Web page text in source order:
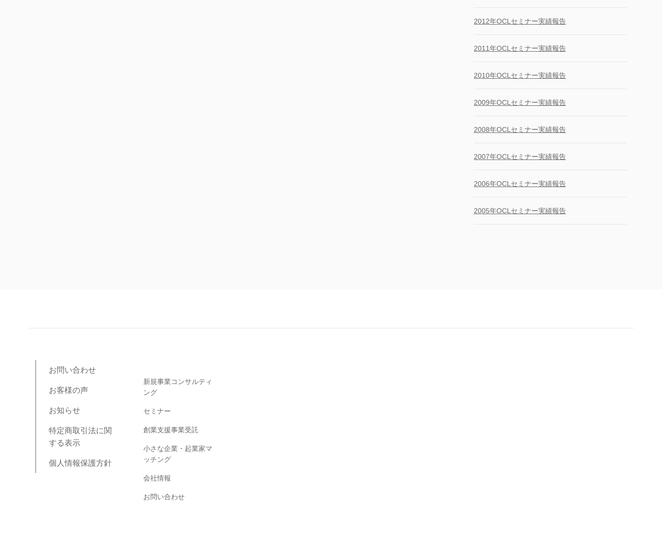
2012年OCLセミナー実績報告
2011年OCLセミナー実績報告
2010年OCLセミナー実績報告
2009年OCLセミナー実績報告
2008年OCLセミナー実績報告
2007年OCLセミナー実績報告
2006年OCLセミナー実績報告
2005年OCLセミナー実績報告
お問い合わせ
お客様の声
お知らせ
特定商取引法に関
する表示
個人情報保護方針
新規事業コンサルティ
ング
セミナー
創業支援事業受託
小さな企業・起業家マ
ッチング
会社情報
お問い合わせ